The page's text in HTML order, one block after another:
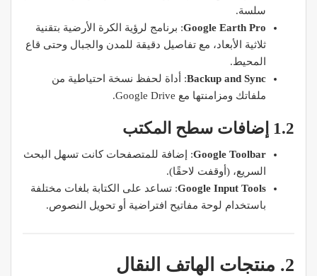
سلسة.
Google Earth Pro: برنامج لرؤية الكرة الأرضية بتقنية
ثلاثية الأبعاد، مع تفاصيل دقيقة للمدن والجبال وحتى قاع
المحيط.
Backup and Sync: أداة لحفظ نسخة احتياطية من
ملفاتك ومزامنتها مع Google Drive.
1.2 إضافات سطح المكتب
Google Toolbar: إضافة للمتصفحات كانت تسهل البحث
السريع، (أوقفت لاحقًا).
Google Input Tools: تساعد على الكتابة بلغات مختلفة
باستخدام لوحة مفاتيح افتراضية أو تحويل النصوص.
2. منتجات الهاتف النقال